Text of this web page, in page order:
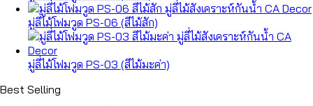
มู่ลี่ไม้โฟมวูด PS-06 (สีไม้สัก)
มู่ลี่ไม้โฟมวูด PS-03 (สีไม้มะค่า)
Best Selling